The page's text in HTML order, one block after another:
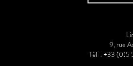
9, rue
Tél. : +33